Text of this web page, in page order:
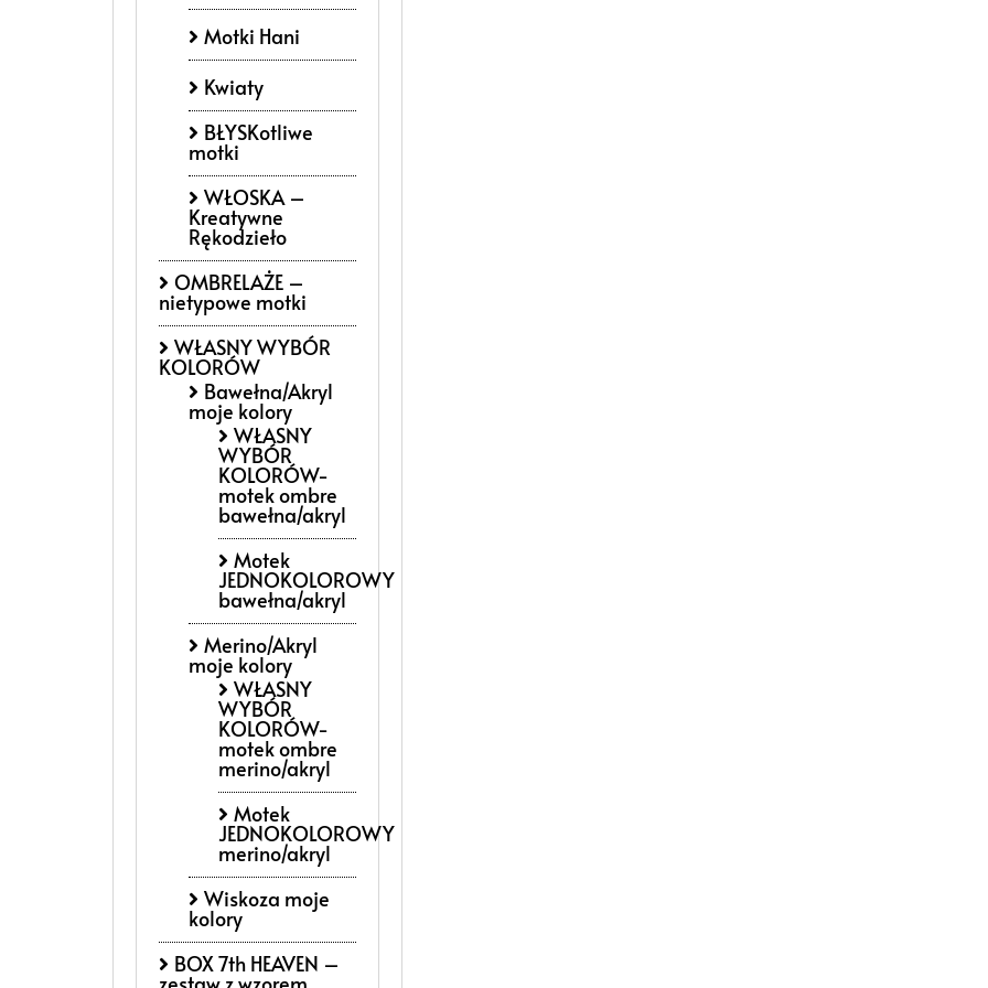
Motki Hani
Kwiaty
BŁYSKotliwe
motki
WŁOSKA –
Kreatywne
Rękodzieło
OMBRELAŻE –
nietypowe motki
WŁASNY WYBÓR
KOLORÓW
Bawełna/Akryl
moje kolory
WŁASNY
WYBÓR
KOLORÓW-
motek ombre
bawełna/akryl
Motek
JEDNOKOLOROWY
bawełna/akryl
Merino/Akryl
moje kolory
WŁASNY
WYBÓR
KOLORÓW-
motek ombre
merino/akryl
Motek
JEDNOKOLOROWY
merino/akryl
Wiskoza moje
kolory
BOX 7th HEAVEN –